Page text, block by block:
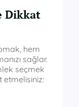
Dikkat
hem
sağlar.
seçmek
etmelisiniz: